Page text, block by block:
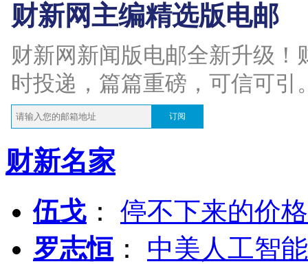
财新网主编精选版电邮
财新网新闻版电邮全新升级
时投递，篇篇重磅，可信可引
订阅
财新名家
伍戈 ： 停不下来的价
罗志恒 ： 中美人工智